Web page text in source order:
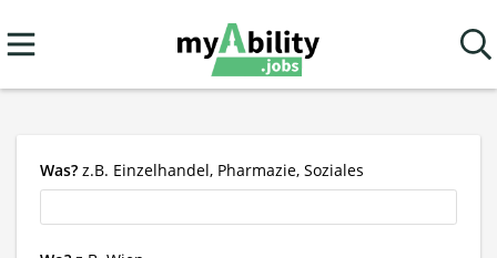
Was? z.B. Einzelhandel, Pharmazie, Soziales